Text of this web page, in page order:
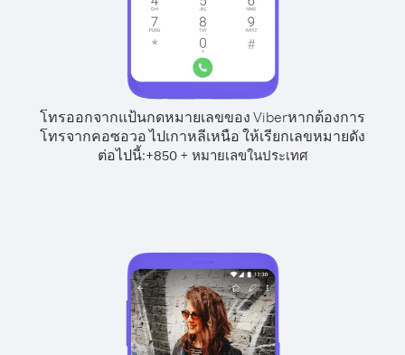
โทรออกจากแป้นกดหมายเลขของ Viberหากต้องการ
โทรจากคอซอวอ ไปเกาหลีเหนือ ให้เรียกเลขหมายดัง
ต่อไปนี้:+850+ หมายเลขในประเทศ